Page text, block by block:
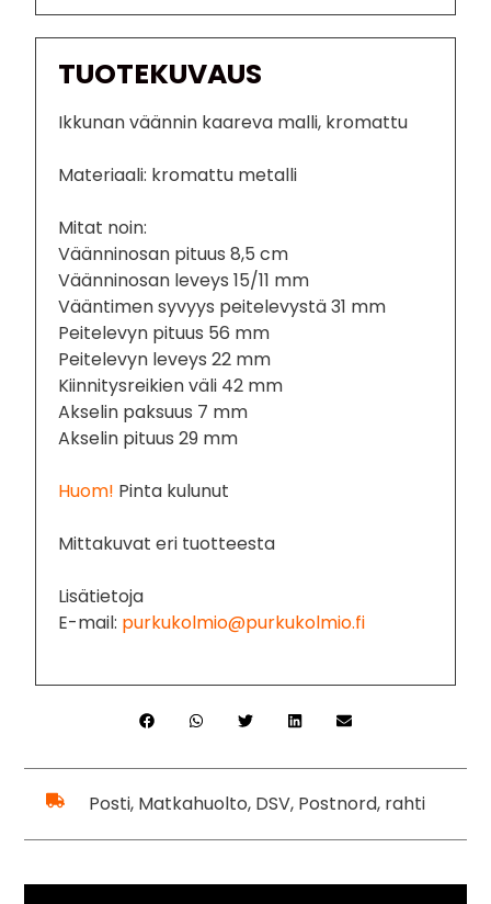
TUOTEKUVAUS
Ikkunan väännin kaareva malli, kromattu
Materiaali: kromattu metalli
Mitat noin:
Väänninosan pituus 8,5 cm
Väänninosan leveys 15/11 mm
Vääntimen syvyys peitelevystä 31 mm
Peitelevyn pituus 56 mm
Peitelevyn leveys 22 mm
Kiinnitysreikien väli 42 mm
Akselin paksuus 7 mm
Akselin pituus 29 mm
Huom! Pinta kulunut
Mittakuvat eri tuotteesta
Lisätietoja
E-mail: purkukolmio@purkukolmio.fi
Posti, Matkahuolto, DSV, Postnord, rahti